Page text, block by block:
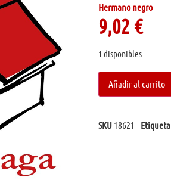
Hermano negro
9,02 €
1 disponibles
Añadir al carrito
SKU 18621 Etiqueta